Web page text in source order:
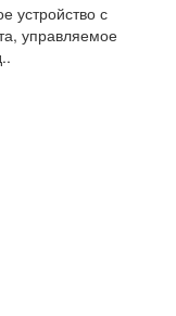
устройство с
управляемое